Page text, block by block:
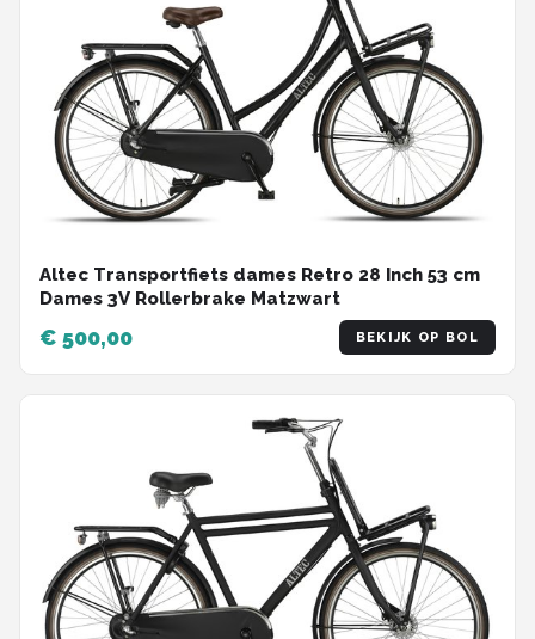
Altec Transportfiets dames Retro 28 Inch 53 cm
Dames 3V Rollerbrake Matzwart
€ 500,00 BEKIJK OP BOL